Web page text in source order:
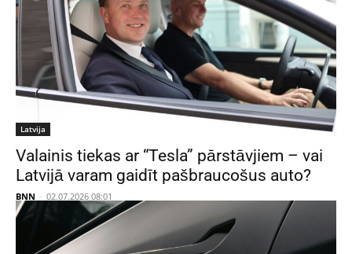
Latvija
Valainis tiekas ar “Tesla” pārstāvjiem – vai
Latvijā varam gaidīt pašbraucošus auto?
BNN - 02.07.2026 08:01